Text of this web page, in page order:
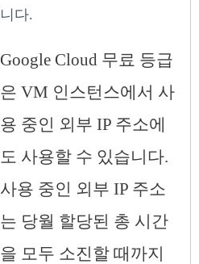
니다.
Google Cloud 무료 등급
은 VM 인스턴스에서 사
용 중인 외부 IP 주소에
도 사용할 수 있습니다.
사용 중인 외부 IP 주소
는 당월 할당된 총 시간
을 모두 소진할 때까지